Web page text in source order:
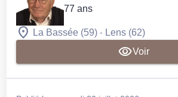
77 ans
La Bassée (59) - Lens (62)
Voir